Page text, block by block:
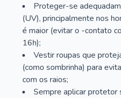
Proteger-se
(UV), principalmente nos
é maior (evitar o -contato
16h);
Vestir roupas que
(como sombrinha) para
com os raios;
Sempre aplicar protetor